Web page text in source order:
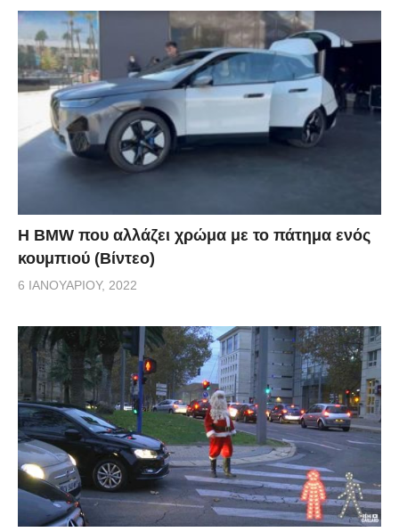
Η BMW που αλλάζει χρώμα με το πάτημα ενός
κουμπιού (Βίντεο)
6 ΙΑΝΟΥΑΡΊΟΥ, 2022